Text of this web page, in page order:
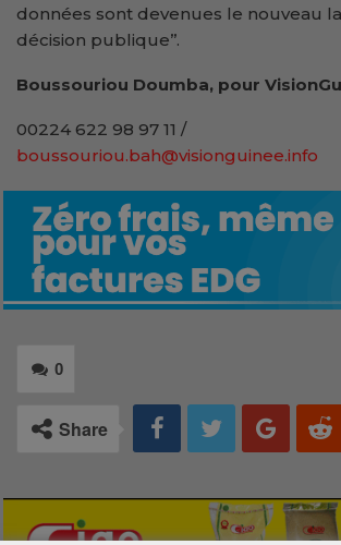
données sont devenues le nouveau
décision publique’’.
Boussouriou Doumba, pour
00224 622 98 97 11 /
boussouriou.bah@visionguinee.info
0
Share